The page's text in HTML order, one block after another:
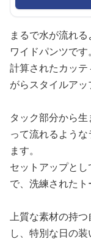
まるで水が流れ
ワイドパンツです。
計算されたカッ
がらスタイルアッ
タック部分から
って流れるよう
ます。
セットアップと
で、洗練されたト
上質な素材の持
し、特別な日の装